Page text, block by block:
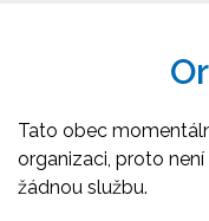
Tato obec
organizaci, proto
žádnou službu.